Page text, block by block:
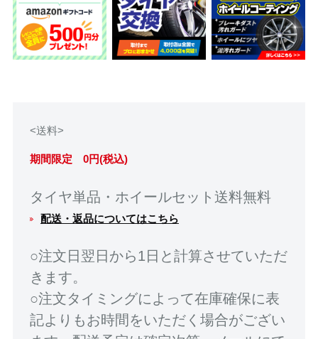
<送料>
期間限定 0円(税込)
タイヤ単品・ホイールセット送料無料
配送・返品についてはこちら
○注文日翌日から1日と計算させていただ
きます。
○注文タイミングによって在庫確保に表
記よりもお時間をいただく場合がござい